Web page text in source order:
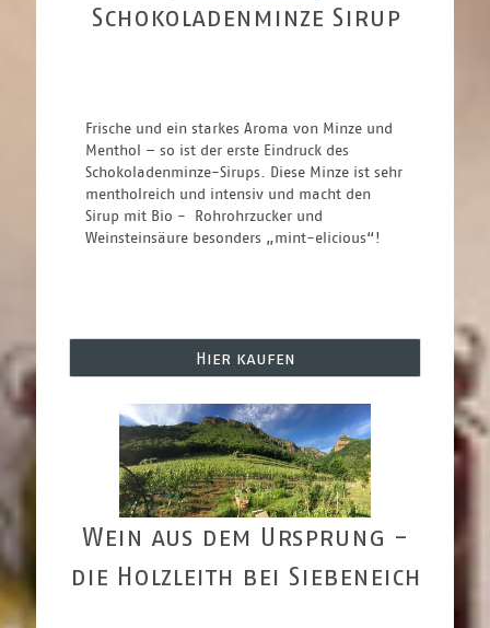
Schokoladenminze Sirup
Frische und ein starkes Aroma von Minze und
Menthol – so ist der erste Eindruck des
Schokoladenminze-Sirups. Diese Minze ist sehr
mentholreich und intensiv und macht den
Sirup mit Bio -  Rohrohrzucker und
Weinsteinsäure besonders „mint-elicious“!
Hier kaufen
Wein aus dem Ursprung -
die Holzleith bei Siebeneich